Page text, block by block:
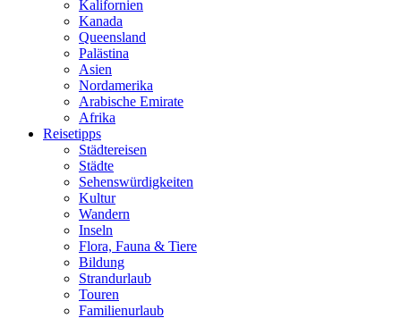
Kalifornien
Kanada
Queensland
Palästina
Asien
Nordamerika
Arabische Emirate
Afrika
Reisetipps
Städtereisen
Städte
Sehenswürdigkeiten
Kultur
Wandern
Inseln
Flora, Fauna & Tiere
Bildung
Strandurlaub
Touren
Familienurlaub